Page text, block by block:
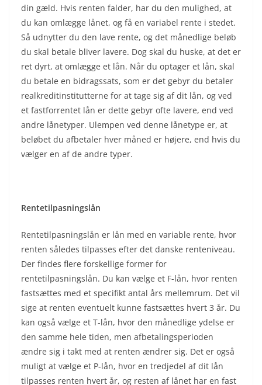
din gæld. Hvis renten falder, har du den mulighed, at
du kan omlægge lånet, og få en variabel rente i stedet.
Så udnytter du den lave rente, og det månedlige beløb
du skal betale bliver lavere. Dog skal du huske, at det er
ret dyrt, at omlægge et lån. Når du optager et lån, skal
du betale en bidragssats, som er det gebyr du betaler
realkreditinstitutterne for at tage sig af dit lån, og ved
et fastforrentet lån er dette gebyr ofte lavere, end ved
andre lånetyper. Ulempen ved denne lånetype er, at
beløbet du afbetaler hver måned er højere, end hvis du
vælger en af de andre typer.
Rentetilpasningslån
Rentetilpasningslån er lån med en variable rente, hvor
renten således tilpasses efter det danske renteniveau.
Der findes flere forskellige former for
rentetilpasningslån. Du kan vælge et F-lån, hvor renten
fastsættes med et specifikt antal års mellemrum. Det vil
sige at renten eventuelt kunne fastsættes hvert 3 år. Du
kan også vælge et T-lån, hvor den månedlige ydelse er
den samme hele tiden, men afbetalingsperioden
ændre sig i takt med at renten ændrer sig. Det er også
muligt at vælge et P-lån, hvor en tredjedel af dit lån
tilpasses renten hvert år, og resten af lånet har en fast